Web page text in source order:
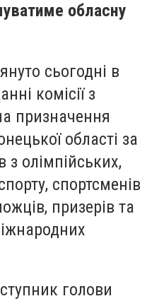
обласну
сьогодні в
комісії з
призначення
області за
з олімпійських,
спортсменів
призерів та
голови